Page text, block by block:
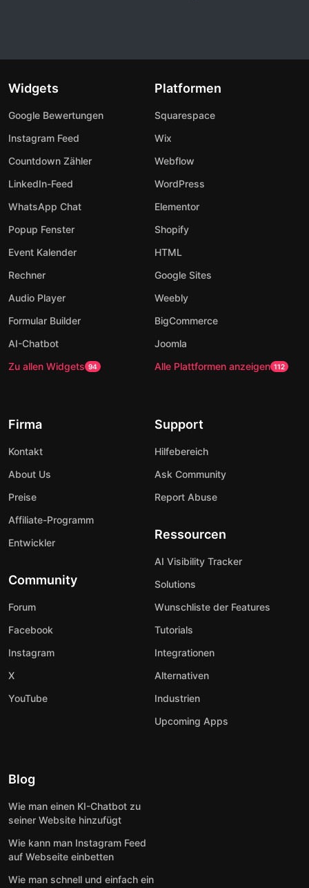
Widgets
Google Bewertungen
Instagram Feed
Countdown Zähler
LinkedIn-Feed
WhatsApp Chat
Popup Fenster
Event Kalender
Rechner
Audio Player
Formular Builder
AI-Chatbot
Zu allen Widgets 94
Platformen
Squarespace
Wix
Webflow
WordPress
Elementor
Shopify
HTML
Google Sites
Weebly
BigCommerce
Joomla
Alle Plattformen anzeigen 112
Firma
Kontakt
About Us
Preise
Affiliate-Programm
Entwickler
Community
Forum
Facebook
Instagram
X
YouTube
Support
Hilfebereich
Ask Community
Report Abuse
Ressourcen
AI Visibility Tracker
Solutions
Wunschliste der Features
Tutorials
Integrationen
Alternativen
Industrien
Upcoming Apps
Blog
Wie man einen KI-Chatbot zu
seiner Website hinzufügt
Wie kann man Instagram Feed
auf Webseite einbetten
Wie man schnell und einfach ein